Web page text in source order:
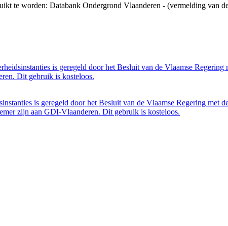
te worden: Databank Ondergrond Vlaanderen - (vermelding van
is geregeld door het Besluit van de Vlaamse Regering
Dit gebruik is kosteloos.
is geregeld door het Besluit van de Vlaamse Regering met
zijn aan GDI-Vlaanderen. Dit gebruik is kosteloos.